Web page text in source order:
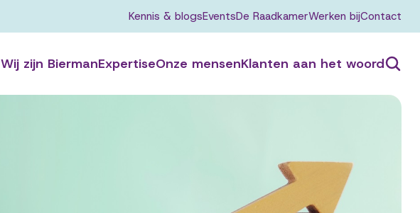
Kennis & blogsEventsDe RaadkamerWerken bijContact
Wij zijn BiermanExpertiseOnze mensenKlanten aan het woord